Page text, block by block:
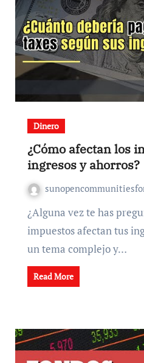
Dinero
¿Cómo afectan los
ingresos y ahorros?
¿Alguna vez te has preguntado cómo los
impuestos afectan tus
un tema complejo y…
Read More